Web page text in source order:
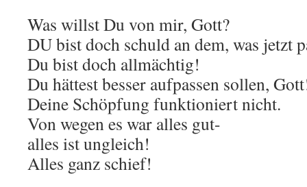
Was willst Du von mir, Gott?
DU bist doch schuld an dem, was jetzt
Du bist doch allmächtig!
Du hättest besser aufpassen sollen,
Deine Schöpfung funktioniert nicht.
Von wegen es war alles gut-
alles ist ungleich!
Alles ganz schief!